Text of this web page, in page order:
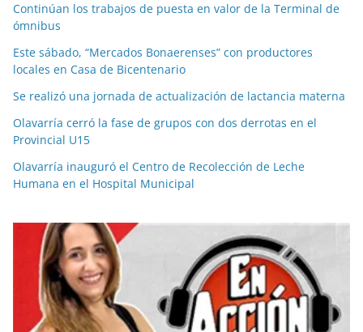
Continúan los trabajos de puesta en valor de la Terminal de
ómnibus
Este sábado, “Mercados Bonaerenses” con productores
locales en Casa de Bicentenario
Se realizó una jornada de actualización de lactancia materna
Olavarría cerró la fase de grupos con dos derrotas en el
Provincial U15
Olavarría inauguró el Centro de Recolección de Leche
Humana en el Hospital Municipal